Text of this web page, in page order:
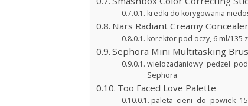
kredki do korygowania
Nars Radiant Creamy Concealer
korektor pod oczy, 6 ml/135
Sephora Mini Multitasking
wielozadaniowy pędzel
Sephora
Too Faced Love Palette
paleta cieni do powiek